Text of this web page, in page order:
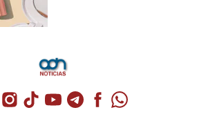
Cuenta de X / Twitter (se abre en una
Cuenta de Instagram (se abre en una
Cuenta de TikTok (se abre en
Cuenta de YouTube (se abre
Cuenta de Telegram (se
Cuenta de
Cuenta de